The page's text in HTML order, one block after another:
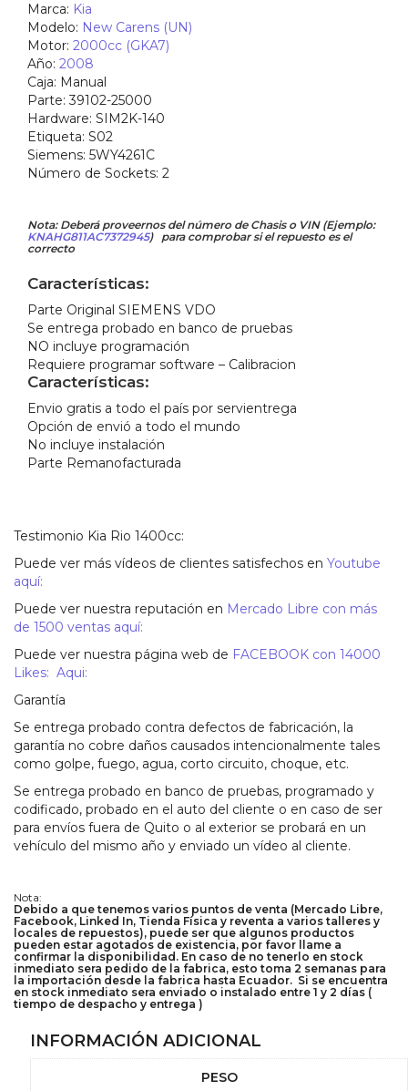
Marca: Kia
Modelo: New Carens (UN)
Motor: 2000cc (GKA7)
Año: 2008
Caja: Manual
Parte:39102-25000
Hardware: SIM2K-140
Etiqueta: S02
Siemens: 5WY4261C
Número de Sockets: 2
Nota: Deberá proveernos del número de Chasis o VIN (Ejemplo:
KNAHG811AC7372945) para comprobar si el repuesto es el
correcto
Características:
Parte Original SIEMENS VDO
Se entrega probado en banco de pruebas
NO incluye programación
Requiere programar software – Calibracion
Características:
Envio gratis a todo el país por servientrega
Opción de envió a todo el mundo
No incluye instalación
Parte Remanofacturada
Testimonio Kia Rio 1400cc:
Puede ver más vídeos de clientes satisfechos en Youtube
aquí:
Puede ver nuestra reputación en Mercado Libre con más
de 1500 ventas aquí:
Puede ver nuestra página web de FACEBOOK con 14000
Likes: Aqui:
Garantía
Se entrega probado contra defectos de fabricación, la
garantía no cobre daños causados intencionalmente tales
como golpe, fuego, agua, corto circuito, choque, etc.
Se entrega probado en banco de pruebas, programado y
codificado, probado en el auto del cliente o en caso de ser
para envíos fuera de Quito o al exterior se probará en un
vehículo del mismo año y enviado un vídeo al cliente.
Nota:
Debido a que tenemos varios puntos de venta (Mercado Libre,
Facebook, Linked In, Tienda Física y reventa a varios talleres y
locales de repuestos), puede ser que algunos productos
pueden estar agotados de existencia, por favor llame a
confirmar la disponibilidad. En caso de no tenerlo en stock
inmediato sera pedido de la fabrica, esto toma 2 semanas para
la importación desde la fabrica hasta Ecuador. Si se encuentra
en stock inmediato sera enviado o instalado entre 1 y 2 días (
tiempo de despacho y entrega )
INFORMACIÓN ADICIONAL
PESO